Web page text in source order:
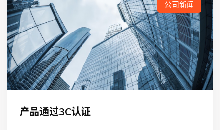
公司新闻
产品通过3C认证